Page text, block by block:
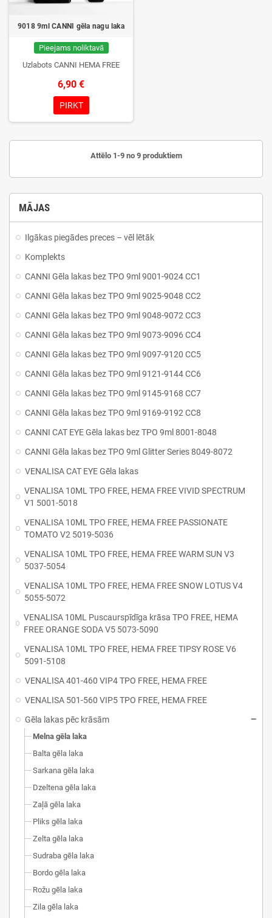
MĀJAS
Ilgākas piegādes preces – vēl lētāk
Komplekts
CANNI Gēla lakas bez TPO 9ml 9001-9024 CC1
CANNI Gēla lakas bez TPO 9ml 9025-9048 CC2
CANNI Gēla lakas bez TPO 9ml 9048-9072 CC3
CANNI Gēla lakas bez TPO 9ml 9073-9096 CC4
CANNI Gēla lakas bez TPO 9ml 9097-9120 CC5
CANNI Gēla lakas bez TPO 9ml 9121-9144 CC6
CANNI Gēla lakas bez TPO 9ml 9145-9168 CC7
CANNI Gēla lakas bez TPO 9ml 9169-9192 CC8
CANNI CAT EYE Gēla lakas bez TPO 9ml 8001-8048
CANNI Gēla lakas bez TPO 9ml Glitter Series 8049-8072
VENALISA CAT EYE Gēla lakas
VENALISA 10ML TPO FREE, HEMA FREE VIVID SPECTRUM
V1 5001-5018
VENALISA 10ML TPO FREE, HEMA FREE PASSIONATE
TOMATO V2 5019-5036
VENALISA 10ML TPO FREE, HEMA FREE WARM SUN V3
5037-5054
VENALISA 10ML TPO FREE, HEMA FREE SNOW LOTUS V4
5055-5072
VENALISA 10ML Puscaurspīdīga krāsa TPO FREE, HEMA
FREE ORANGE SODA V5 5073-5090
VENALISA 10ML TPO FREE, HEMA FREE TIPSY ROSE V6
5091-5108
VENALISA 401-460 VIP4 TPO FREE, HEMA FREE
VENALISA 501-560 VIP5 TPO FREE, HEMA FREE
Gēla lakas pēc krāsām
Melna gēla laka
Balta gēla laka
Sarkana gēla laka
Dzeltena gēla laka
Zaļā gēla laka
Pliks gēla laka
Zelta gēla laka
Sudraba gēla laka
Bordo gēla laka
Rožu gēla laka
Zila gēla laka
9018 9ml CANNI gēla nagu laka
Pieejams noliktavā
Uzlabots CANNI HEMA FREE
6,90 €
PIRKT
Attēlo 1-9 no 9 produktiem